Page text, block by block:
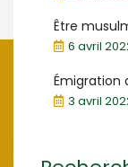
Être
6 avril
Émigration
3 avril